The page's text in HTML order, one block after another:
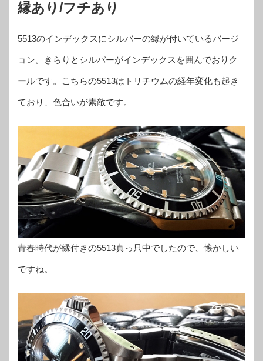
縁あり/フチあり
5513のインデックスにシルバーの縁が付いているバージ
ョン。きらりとシルバーがインデックスを囲んでおりク
ールです。こちらの5513はトリチウムの経年変化も起き
ており、色合いが素敵です。
青春時代が縁付きの5513真っ只中でしたので、懐かしい
ですね。